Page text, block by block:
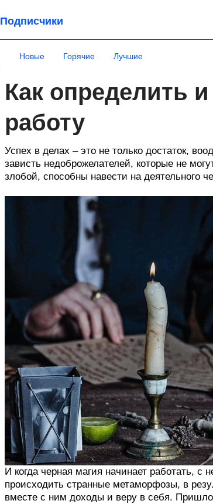
Подписчики
Новые Горячие Лучшие
Как определить
работу
Успех в делах – это не только достаток,
зависть недоброжелателей, которые не
злобой, способны навести на деятельного
И когда черная магия начинает работать,
происходить странные метаморфозы, в
вместе с ним доходы и веру в себя. Пришло